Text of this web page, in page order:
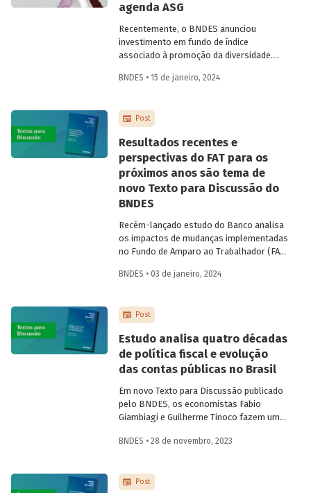
agenda ASG
Recentemente, o BNDES anunciou
investimento em fundo de índice
associado à promoção da diversidade.
do mercado brasileiro de ETFs e da
de governança (ASG).
BNDES • 15 de janeiro, 2024
Post
Resultados recentes e
perspectivas do FAT para os
próximos anos são tema de
novo Texto para Discussão do
BNDES
Recém-lançado estudo do Banco analisa
os impactos de mudanças implementadas
no Fundo de Amparo ao Trabalhador (FAT)
futuros para a principal fonte de recursos
BNDES • 03 de janeiro, 2024
Post
Estudo analisa quatro décadas
de política fiscal e evolução
das contas públicas no Brasil
Em novo Texto para Discussão publicado
pelo BNDES, os economistas Fabio
Giambiagi e Guilherme Tinoco fazem uma
públicas e da política fiscal brasileira nas
fiscal no período, concluindo que a
BNDES • 28 de novembro, 2023
Post